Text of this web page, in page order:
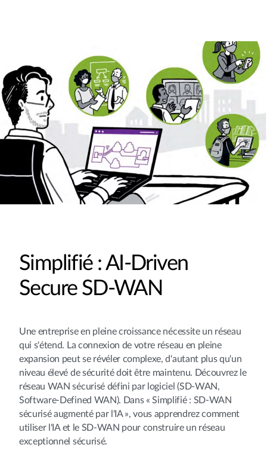
Simplifié : AI-Driven
Secure SD-WAN
Une entreprise en pleine croissance nécessite un réseau
qui s'étend. La connexion de votre réseau en pleine
expansion peut se révéler complexe, d'autant plus qu'un
niveau élevé de sécurité doit être maintenu. Découvrez le
réseau WAN sécurisé défini par logiciel (SD-WAN,
Software-Defined WAN). Dans « Simplifié : SD-WAN
sécurisé augmenté par l'IA », vous apprendrez comment
utiliser l'IA et le SD-WAN pour construire un réseau
exceptionnel sécurisé.